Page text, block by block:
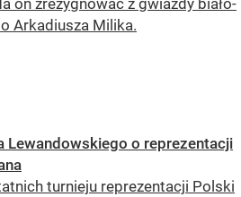
Arkadiusza Milika.
Lewandowskiego o reprezentacji
turnieju reprezentacji Polski